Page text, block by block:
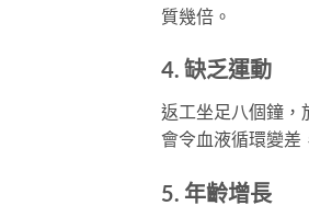
質幾倍。
4. 缺乏運動
返工坐足八個鐘，
會令血液循環變差
5. 年齡增長